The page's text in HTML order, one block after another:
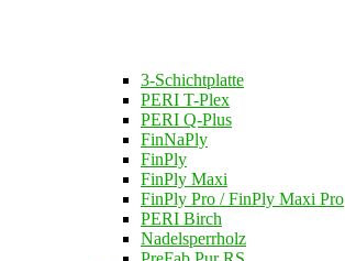
3-Schichtplatte
PERI T-Plex
PERI Q-Plus
FinNaPly
FinPly
FinPly Maxi
FinPly Pro / FinPly Maxi Pro
PERI Birch
Nadelsperrholz